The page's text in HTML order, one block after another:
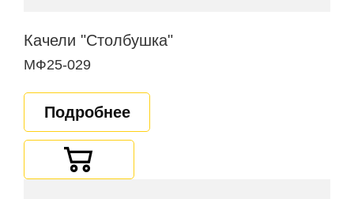
Качели "Столбушка"
МФ25-029
Подробнее